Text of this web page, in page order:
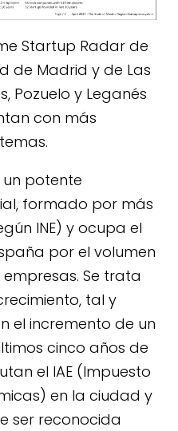
Startup Radar de
de Madrid y de Las
Pozuelo y Leganés
con más
un potente
formado por más
INE) y ocupa el
por el volumen
Se trata
tal y
el incremento de un
cinco años de
el IAE (Impuesto
en la ciudad y
ser reconocida